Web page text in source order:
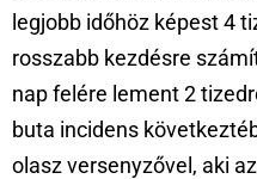
legjobb időhöz képest 4
rosszabb kezdésre
nap felére lement 2
buta incidens
olasz versenyzővel, aki